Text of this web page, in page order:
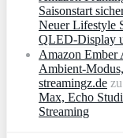
Saisonstart
Neuer Lifestyle
QLED‑Display
Amazon
streamingz.de zu
Max, Echo
Streaming